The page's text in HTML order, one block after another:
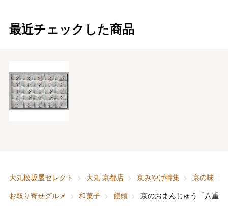
最近チェックした商品
大丸松坂屋セレクト 大丸 京都店 京みやげ特集 京の味
お取り寄せグルメ
和菓子 饅頭
京のおまんじゅう「八重
ホワイトデー
母の日